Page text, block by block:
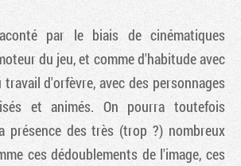
par le biais de cinématiques
du jeu, et comme d'habitude avec
travail d'orfèvre, avec des personnages
et animés. On pourra toutefois
présence des très (trop ?) nombreux
ces dédoublements de l'image, ces